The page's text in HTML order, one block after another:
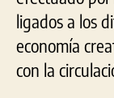
ligados a los
economía
con la